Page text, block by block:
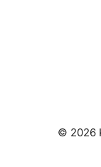
© 2026